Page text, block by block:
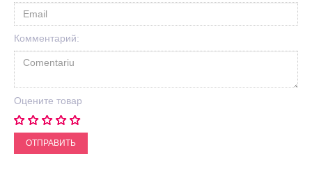
Комментарий:
Оцените товар
ОТПРАВИТЬ